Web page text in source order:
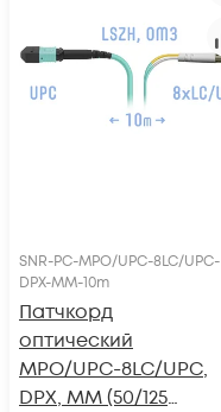
SNR-PC-MPO/UPC-8LC/UPC-
DPX-MM-10m
Патчкорд
оптический
MPO/UPC-8LC/UPC,
DPX, MM (50/125